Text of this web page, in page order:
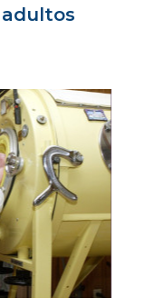
adultos